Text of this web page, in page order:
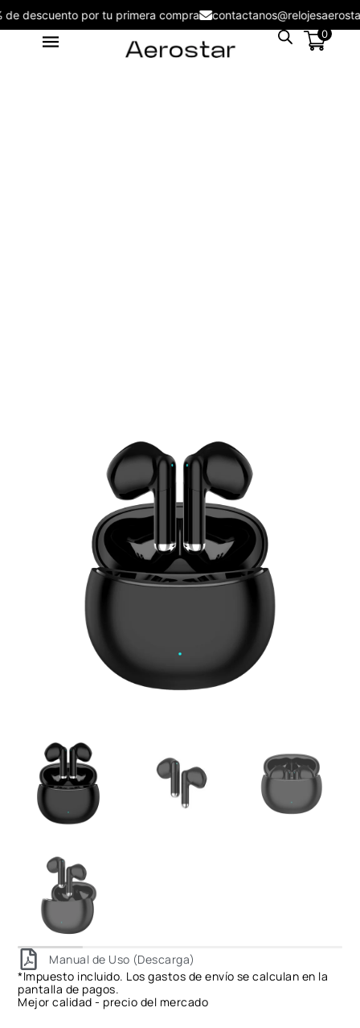
5% de descuento por tu primera compra
0
Manual de Uso (Descarga)
*Impuesto incluido. Los gastos de envío se calculan en la
pantalla de pagos.
Mejor calidad - precio del mercado